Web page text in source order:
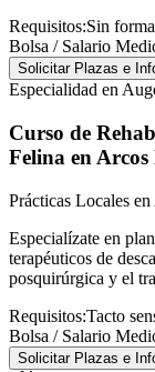
Requisitos:Sin
Bolsa / Salario
Solicitar Plazas e
Especialidad en
Curso de
Felina en Arcos
Prácticas Locales
Especialízate en
terapéuticos de
posquirúrgica y el
Requisitos:Tacto
Bolsa / Salario
Solicitar Plazas e